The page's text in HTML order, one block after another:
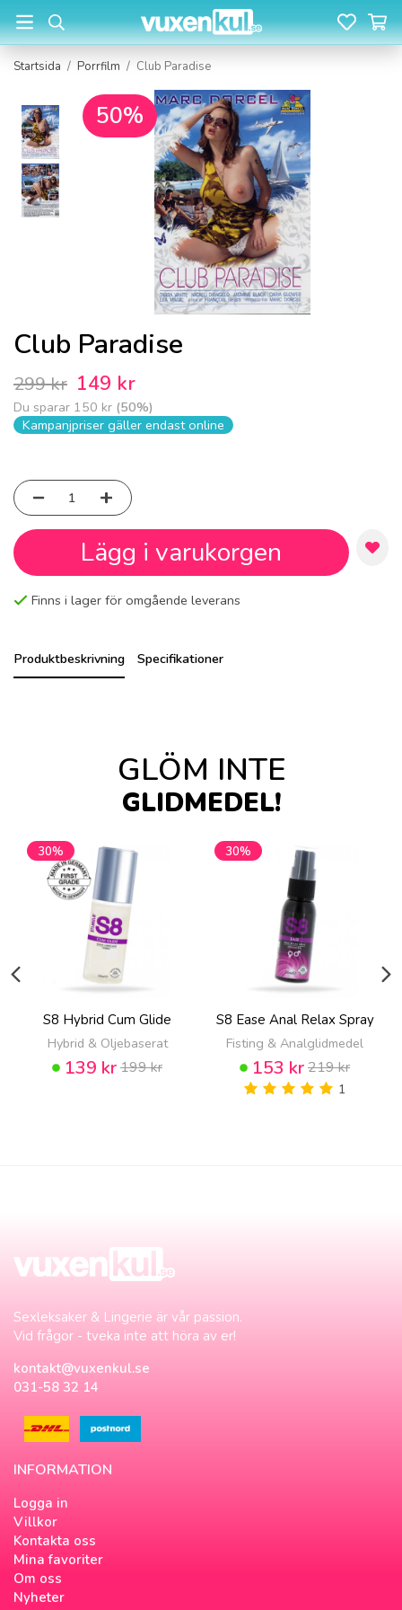
Startsida / Porrfilm / Club Paradise
50%
Club Paradise
299 kr 149 kr
Du sparar 150 kr (50%)
Kampanjpriser gäller endast online
Lägg i varukorgen
Finns i lager för omgående leverans
Produktbeskrivning Specifikationer
GLÖM INTE
GLIDMEDEL!
30%
S8 Hybrid Cum Glide
Hybrid & Oljebaserat
139 kr199 kr
30%
S8 Ease Anal Relax Spray
Fisting & Analglidmedel
153 kr219 kr
1
Sexleksaker & Lingerie är vår passion.
Vid frågor - tveka inte att höra av er!
kontakt@vuxenkul.se
031-58 32 14
INFORMATION
Logga in
Villkor
Kontakta oss
Mina favoriter
Om oss
Nyheter